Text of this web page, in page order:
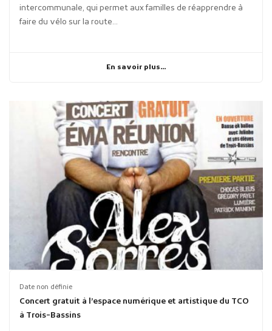
intercommunale, qui permet aux familles de réapprendre à
faire du vélo sur la route...
En savoir plus...
Date non définie
Concert gratuit à l’espace numérique et artistique du TCO
à Trois-Bassins